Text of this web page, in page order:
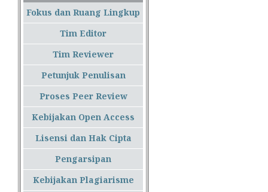
Fokus dan Ruang Lingkup
Tim Editor
Tim Reviewer
Petunjuk Penulisan
Proses Peer Review
Kebijakan Open Access
Lisensi dan Hak Cipta
Pengarsipan
Kebijakan Plagiarisme